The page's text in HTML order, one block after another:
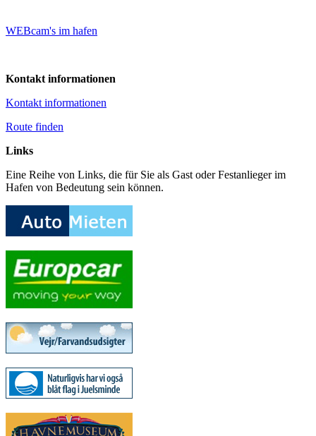
WEBcam's im hafen
Kontakt informationen
Kontakt informationen
Route finden
Links
Eine Reihe von Links, die für Sie als Gast oder Festanlieger im
Hafen von Bedeutung sein können.